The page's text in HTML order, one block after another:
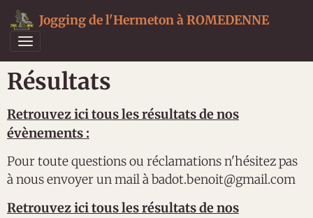
Jogging de l'Hermeton à ROMEDENNE
Résultats
Retrouvez ici tous les résultats de nos
évènements :
Pour toute questions ou réclamations n'hésitez pas
à nous envoyer un mail à badot.benoit@gmail.com
Retrouvez ici tous les résultats de nos